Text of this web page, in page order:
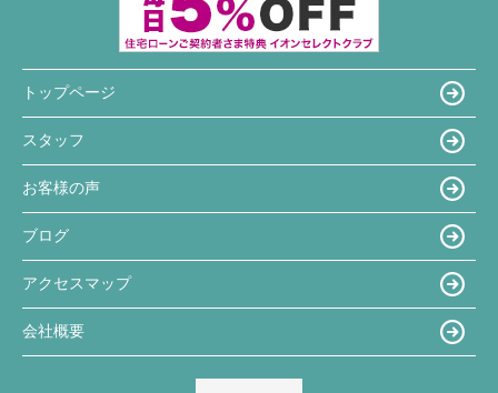
トップページ
スタッフ
お客様の声
ブログ
アクセスマップ
会社概要